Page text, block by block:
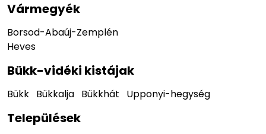
Vármegyék
Borsod-Abaúj-Zemplén
Heves
Bükk-vidéki kistájak
Bükk Bükkalja Bükkhát Upponyi-hegység
Települések